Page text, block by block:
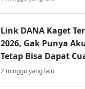
Link DANA Kaget
2026, Gak Punya
Tetap Bisa Dapat
2 minggu yang lalu